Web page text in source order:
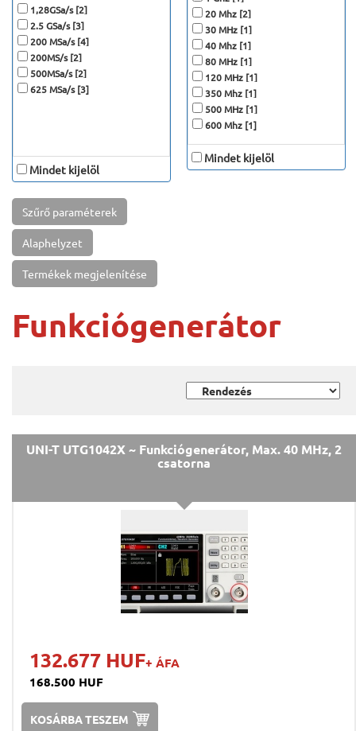
1,28GSa/s [2]
2.5 GSa/s [3]
200 MSa/s [4]
200MS/s [2]
500MSa/s [2]
625 MSa/s [3]
Mindet kijelöl
20 Mhz [2]
30 MHz [1]
40 Mhz [1]
80 MHz [1]
120 MHz [1]
350 Mhz [1]
500 MHz [1]
600 Mhz [1]
Mindet kijelöl
Szűrő paraméterek
Alaphelyzet
Termékek megjelenítése
Funkciógenerátor
UNI-T UTG1042X ~ Funkciógenerátor, Max. 40 MHz, 2
csatorna
132.677 HUF+ ÁFA
168.500 HUF
KOSÁRBA TESZEM